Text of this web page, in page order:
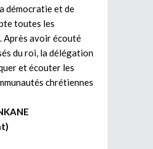
démocratie et de
toutes les
Après avoir écouté
du roi, la délégation
et écouter les
chrétiennes